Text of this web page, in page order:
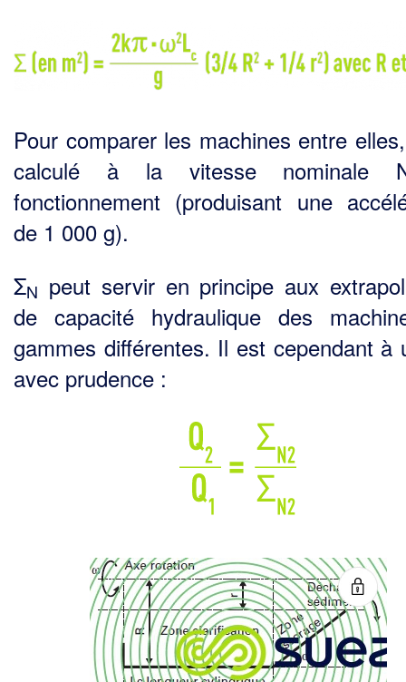
Pour comparer les machines entre
calculé à la vitesse nominale
fonctionnement (produi­sant une
de 1 000 g).
ΣN peut servir en principe aux
de capacité hydraulique des
gammes différen­tes. Il est cependant à
avec prudence :